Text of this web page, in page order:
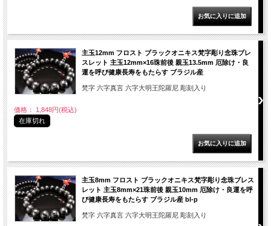
主玉12mm フロスト ブラックオニキス梵字彫り念珠ブレ
スレット 主玉12mm×16珠前後 親玉13.5mm 厄除け・良
運を呼び健康長寿をもたらす ブラジル産
梵字 六字真言 六字大明王陀羅尼 彫刻入り
価格： 1,848円(税込)
在庫切れ
主玉8mm フロスト ブラックオニキス梵字彫り念珠ブレス
レット 主玉8mm×21珠前後 親玉10mm 厄除け・良運を呼
び健康長寿をもたらす ブラジル産 bl-p
梵字 六字真言 六字大明王陀羅尼 彫刻入り